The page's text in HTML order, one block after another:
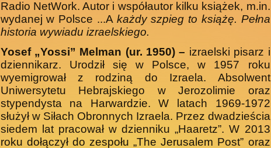
Radio Net­Work. Autor i współautor kilku książek, m.in.
wydanej w Polsce ...A każdy szpieg to książę. Pełna
historia wy­wiadu izraelskiego.
Yosef „Yossi” Melman (ur. 1950) – izraelski pisarz i
dzien­nikarz. Urodził się w Polsce, w 1957 roku
wyemigrował z rodziną do Izraela. Absolwent
Uniwersytetu Hebraj­skiego w Jerozolimie oraz
stypendysta na Harwardzie. W latach 1969-1972
służył w Siłach Obronnych Izrae­la. Przez dwadzieścia
siedem lat pracował w dzienniku „Haaretz”. W 2013
roku dołączył do zespołu „The Jerusalem Post” oraz